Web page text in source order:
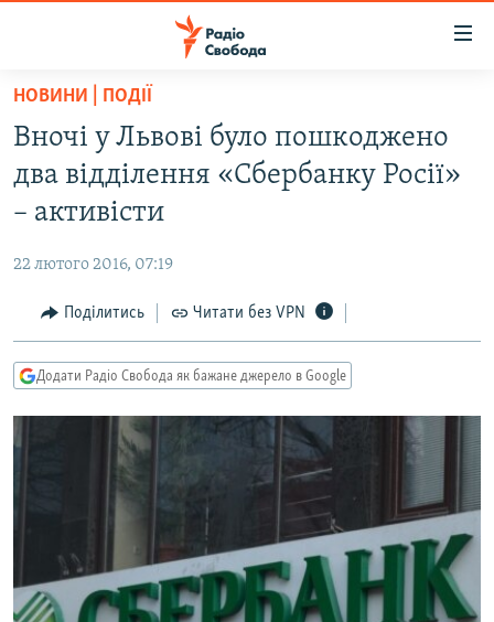
Перейти
основного
матеріалу
основної
Перейти
до
пошуку
РАДІО СВОБОДА – 70 РОКІВ
ВСЕ ЗА ДОБУ
СУСПІЛЬСТВО
РОСІЙСЬКА «ФІЛЬТРАЦІЯ»
ДОНБАС.РЕАЛІЇ
ТИ ЯК?
КИТАЙ.ВИКЛИКИ
ФОТО
СПЕЦПРОЄКТИ
НОВИНИ | ПОДІЇ
Вночі у Львові було пошкоджено
два відділення «Сбербанку Росії»
– активісти
22 лютого 2016, 07:19
Поділитись Читати без VPN
Додати Радіо Свобода як бажане джерело в Google